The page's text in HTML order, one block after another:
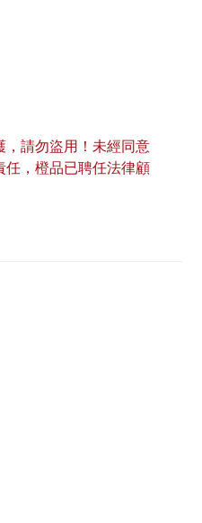
請勿盜用！未經同意
，橙品已聘任法律顧